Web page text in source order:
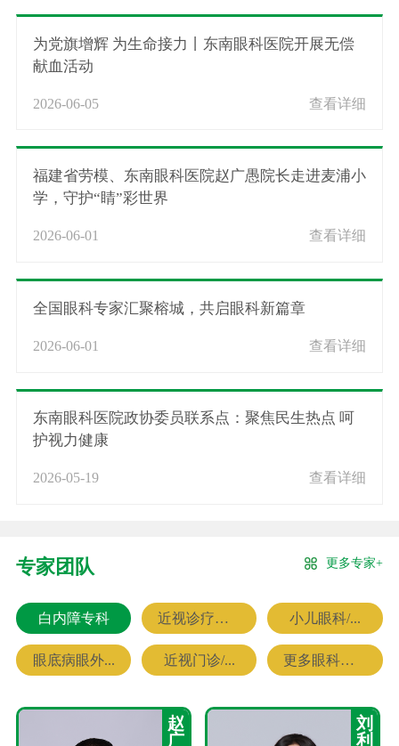
为党旗增辉 为生命接力丨东南眼科医院开展无偿
献血活动
2026-06-05 查看详细
福建省劳模、东南眼科医院赵广愚院长走进麦浦小
学，守护“睛”彩世界
2026-06-01 查看详细
全国眼科专家汇聚榕城，共启眼科新篇章
2026-06-01 查看详细
东南眼科医院政协委员联系点：聚焦民生热点 呵
护视力健康
2026-05-19 查看详细
专家团队 更多专家+
白内障专科 近视诊疗专科 小儿眼科/...
眼底病眼外... 近视门诊/... 更多眼科专家
赵
广
刘
利